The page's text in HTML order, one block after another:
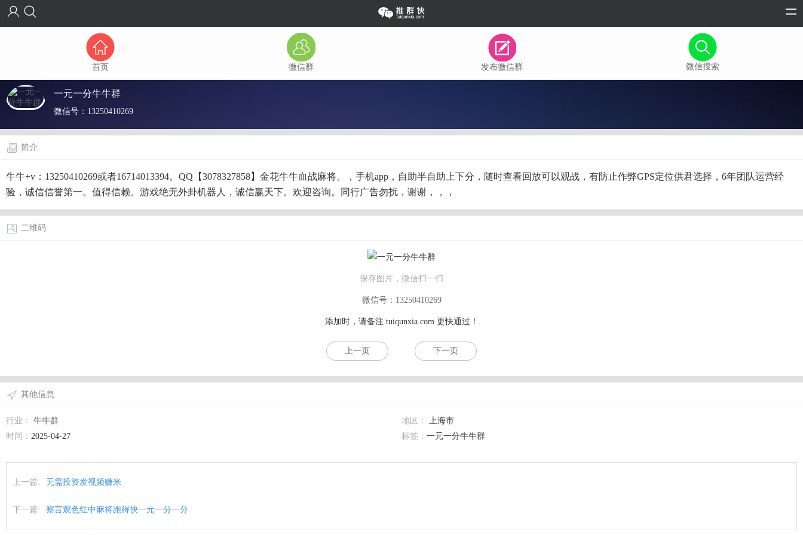
首页 微信群 发布微信群 微信搜索
一元一分牛牛群
微信号： 13250410269
简介
牛牛+v：13250410269或者16714013394。QQ【3078327858】金花牛牛血战麻将。，手机app，自助半自助上下分，随时查看回放可以观战，有防止作弊GPS定位供君选择，6年团队运营经
验，诚信信誉第一。值得信赖。游戏绝无外卦机器人，诚信赢天下。欢迎咨询。同行广告勿扰，谢谢，，，
二维码
保存图片，微信扫一扫
微信号：13250410269
添加时，请备注 tuiqunxia.com更快通过！
上一页 下一页
其他信息
行业： 牛牛群 地区：
上海市
时间： 2025-04-27 标签： 一元一分牛牛群
上一篇: 无需投资发视频赚米
下一篇: 察言观色红中麻将跑得快一元一分一分